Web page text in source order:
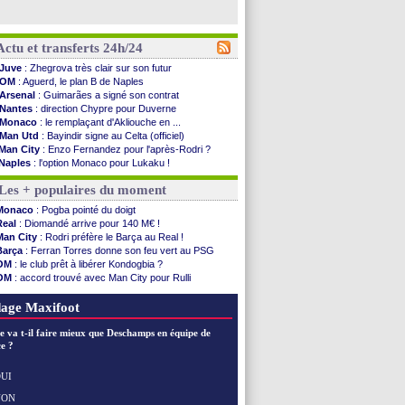
et transferts 24h/24
Juve : Zhegrova très clair sur son futur
OM : Aguerd, le plan B de Naples
Arsenal : Guimarães a signé son contrat
Nantes : direction Chypre pour Duverne
Monaco : le remplaçant d'Akliouche en ...
Man Utd : Bayindir signe au Celta (officiel)
City : Enzo Fernandez pour l'après-Rodri ?
: l'option Monaco pour Lukaku !
: Lucas Perri a été approché
PSG : le coach de l'Ajax insiste pour Godts
PSG: une 2e offre en préparation pour Godts
Francfort : Dina Ebimbe signe à Schalke (off.)
Strasbourg: Saïdou Sow prêté à Nantes (off.)
Monaco : Filipe Luis aimerait garder Balogun
Dortmund: Newcastle est prévenu pour Nmecha
Barça : première offre à 45 M€ pour Rodri ?
Argentine: le soutien très appuyé à Infantino
Barça: l'agent de Rodri confirme !
2030: Rubiales charge Infantino et ...
+ populaires du moment
: Pogba pointé du doigt
: Diomandé arrive pour 140 M€ !
City : Rodri préfère le Barça au Real !
: Ferran Torres donne son feu vert au PSG
: le club prêt à libérer Kondogbia ?
: accord trouvé avec Man City pour Rulli
: Luis Enrique satisfait malgré tout
Maxifoot
va t-il faire mieux que Deschamps en équipe de
?